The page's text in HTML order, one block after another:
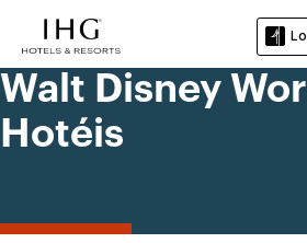
Walt Disney
Hotéis